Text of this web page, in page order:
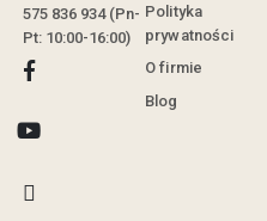
575 836 934 (Pn-
Pt: 10:00-16:00)
Polityka
prywatności
O firmie
Blog